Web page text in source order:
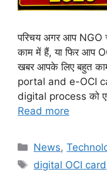
परिचय अगर आप NGO
काम में हैं, या फिर आप
खबर आपके लिए बहुत
portal and e-OCI
digital process को
Read more
News,
digital OCI card